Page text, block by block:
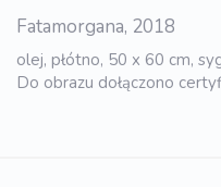
Fatamorgana, 2018
olej, płótno, 50 x 60 cm,
Do obrazu dołączono